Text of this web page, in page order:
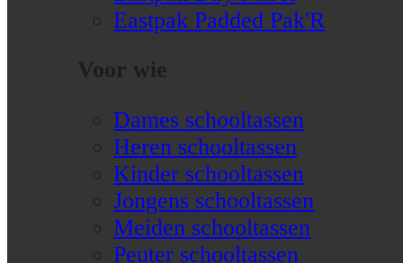
Eastpak Padded Pak'R
Voor wie
Dames schooltassen
Heren schooltassen
Kinder schooltassen
Jongens schooltassen
Meiden schooltassen
Peuter schooltassen